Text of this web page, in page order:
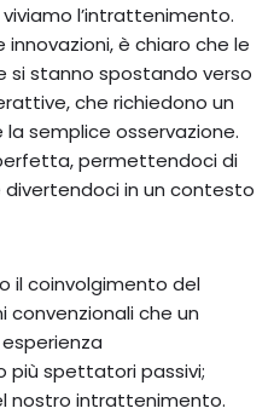
l’intrattenimento.
è chiaro che le
stanno spostando verso
che richiedono un
semplice osservazione.
permettendoci di
in un contesto
il coinvolgimento del
convenzionali che un
più spettatori passivi;
nostro intrattenimento.